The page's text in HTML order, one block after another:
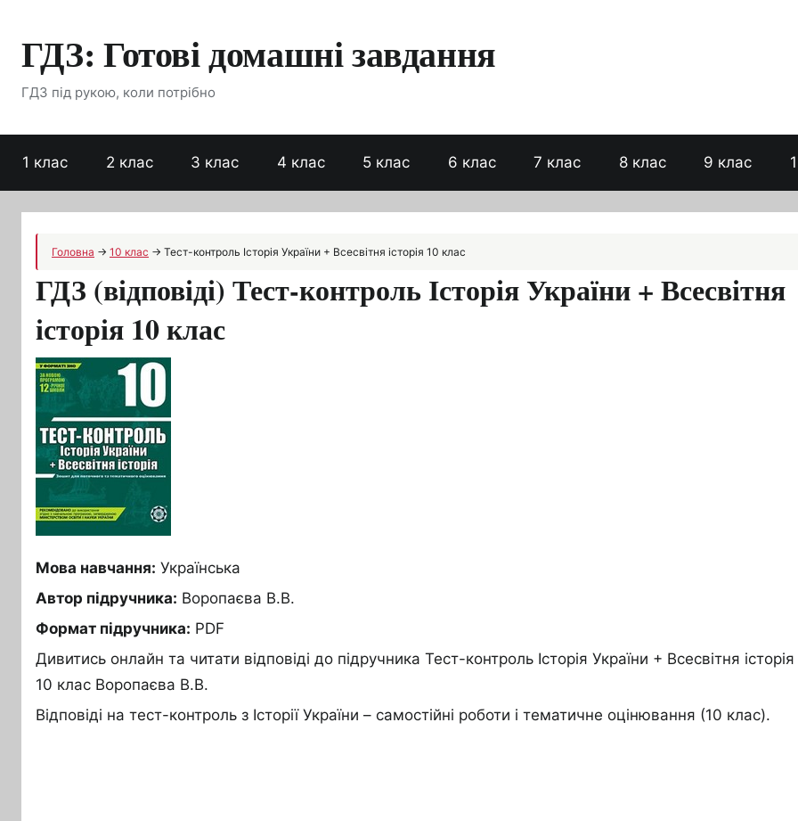
вмістуГДЗ: Готові домашні завдання
ГДЗ під рукою, коли потрібно
1 клас 2 клас 3 клас 4 клас 5 клас 6 клас 7 клас 8 клас 9 клас
Головна → 10 клас → Тест-контроль Історія України + Всесвітня історія 10 клас
ГДЗ (відповіді) Тест-контроль Історія України + Всесвітня
історія 10 клас
Мова навчання: Українська
Автор підручника: Воропаєва В.В.
Формат підручника: PDF
Дивитись онлайн та читати відповіді до підручника Тест-контроль Історія України + Всесвітня історія
10 клас Воропаєва В.В.
Відповіді на тест-контроль з Історії України – самостійні роботи і тематичне оцінювання (10 клас).